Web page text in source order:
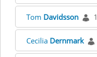
Tom Davidsson 1
Cecilia Dernmark